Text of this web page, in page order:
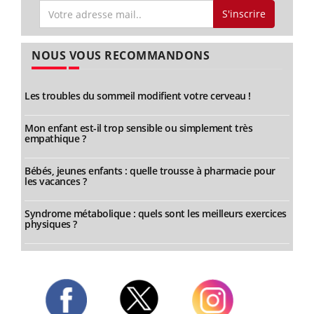
S'inscrire
NOUS VOUS RECOMMANDONS
Les troubles du sommeil modifient votre cerveau !
Mon enfant est-il trop sensible ou simplement très
empathique ?
Bébés, jeunes enfants : quelle trousse à pharmacie pour
les vacances ?
Syndrome métabolique : quels sont les meilleurs exercices
physiques ?